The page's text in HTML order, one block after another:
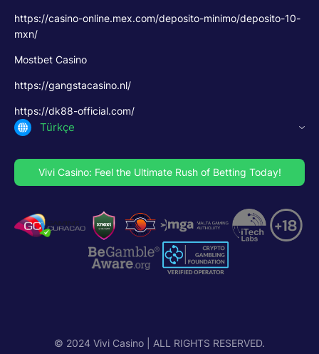
https://casino-online.mex.com/deposito-minimo/deposito-10-
mxn/
Mostbet Casino
https://gangstacasino.nl/
https://dk88-official.com/
Türkçe
Vivi Casino: Feel the Ultimate Rush of Betting Today!
© 2024 Vivi Casino | ALL RIGHTS RESERVED.